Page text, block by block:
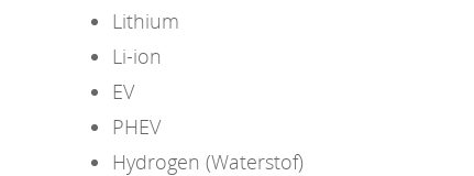
Lithium
Li-ion
EV
PHEV
Hydrogen (Waterstof)